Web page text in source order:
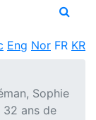
Eng Nor FR KR
Sophie
32 ans de